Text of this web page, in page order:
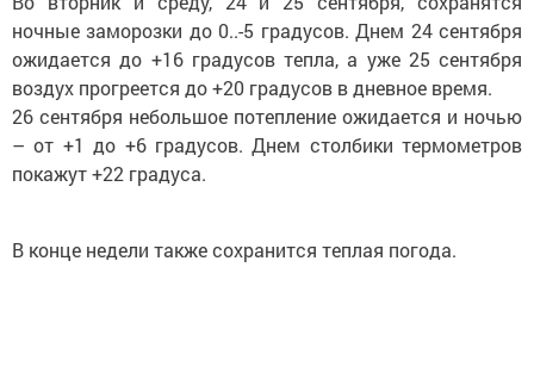
ночные заморозки до 0..-5 градусов. Днем 24 сентября
ожидается до +16 градусов тепла, а уже 25 сентября
воздух прогреется до +20 градусов в дневное время.
26 сентября небольшое потепление ожидается и ночью
– от +1 до +6 градусов. Днем столбики термометров
покажут +22 градуса.